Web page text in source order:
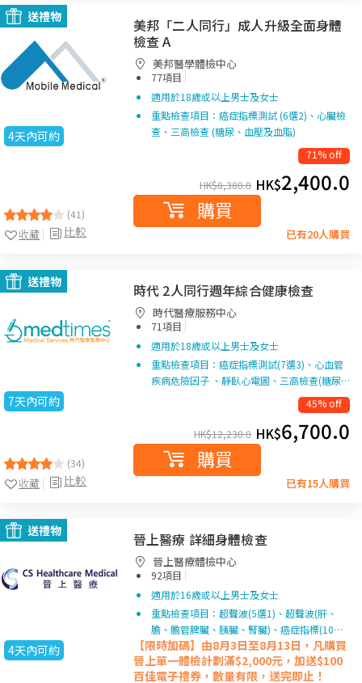
送禮物
4天內可約
(41)
比較
收藏
美邦「二人同行」成人升級全面身體
檢查 A
美邦醫學體檢中心
77項目 |
適用於18歲或以上男士及女士
重點檢查項目：癌症指標測試 (6選2)、心臟檢
查、三高檢查 (糖尿、血壓及血脂)
71% off
HK$8,380.0 HK$2,400.0
購買
已有20人購買
送禮物
7天內可約
(34)
比較
收藏
時代 2人同行週年綜合健康檢查
時代醫療服務中心
71項目 |
適用於18歲或以上男士及女士
重點檢查項目：癌症指標測試(7選3)、心血管
疾病危險因子 、靜臥心電圖、三高檢查(糖尿…
45% off
HK$12,230.0 HK$6,700.0
購買
已有15人購買
送禮物
4天內可約
晉上醫療 詳細身體檢查
晉上醫療體檢中心
92項目 |
適用於16歲或以上男士及女士
重點檢查項目：超聲波(5選1)、超聲波(肝、
膽、膽管脾臟、胰臟、腎臟)、癌症指標(10…
【限時加碼】由8月3日至8月13日，凡購買
晉上單一體檢計劃滿$2,000元，加送$100
百佳電子禮券，數量有限，送完即止！